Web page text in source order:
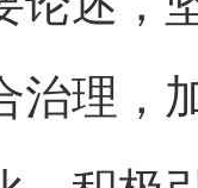
治理，